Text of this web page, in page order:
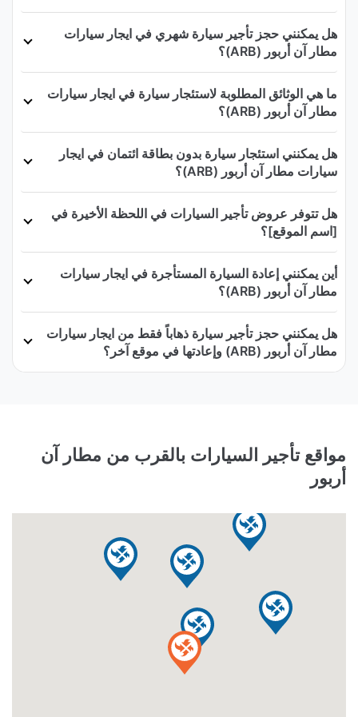
هل يمكنني حجز تأجير سيارة شهري في ايجار سيارات
مطار آن أربور (ARB)؟
ما هي الوثائق المطلوبة لاستئجار سيارة في ايجار سيارات
مطار آن أربور (ARB)؟
هل يمكنني استئجار سيارة بدون بطاقة ائتمان في ايجار
سيارات مطار آن أربور (ARB)؟
هل تتوفر عروض تأجير السيارات في اللحظة الأخيرة في
[اسم الموقع]؟
أين يمكنني إعادة السيارة المستأجرة في ايجار سيارات
مطار آن أربور (ARB)؟
هل يمكنني حجز تأجير سيارة ذهاباً فقط من ايجار سيارات
مطار آن أربور (ARB) وإعادتها في موقع آخر؟
مواقع تأجير السيارات بالقرب من مطار آن
أربور